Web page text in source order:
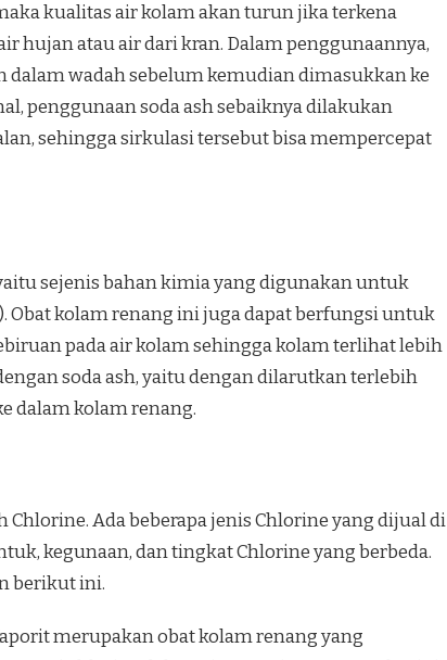
kualitas air kolam akan turun jika terkena
hujan atau air dari kran. Dalam penggunaannya,
wadah sebelum kemudian dimasukkan ke
penggunaan soda ash sebaiknya dilakukan
sehingga sirkulasi tersebut bisa mempercepat
sejenis bahan kimia yang digunakan untuk
kolam renang ini juga dapat berfungsi untuk
pada air kolam sehingga kolam terlihat lebih
soda ash, yaitu dengan dilarutkan terlebih
dalam kolam renang.
Ada beberapa jenis Chlorine yang dijual di
kegunaan, dan tingkat Chlorine yang berbeda.
berikut ini.
merupakan obat kolam renang yang